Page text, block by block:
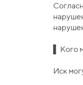
▌ Кого
Иск